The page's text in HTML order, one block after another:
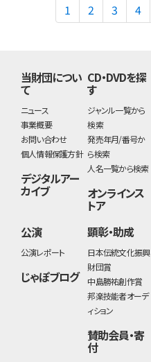
1 2 3 4
当財団につい
て
ニュース
事業概要
お問い合わせ
個人情報保護方針
デジタルアー
カイブ
CD・DVDを探
す
ジャンル一覧から
検索
発売年月/番号か
ら検索
人名一覧から検索
オンラインス
トア
公演
公演レポート
じゃぽブログ
顕彰・助成
日本伝統文化振興
財団賞
中島勝祐創作賞
邦楽技能者オーデ
ィション
賛助会員・寄
付